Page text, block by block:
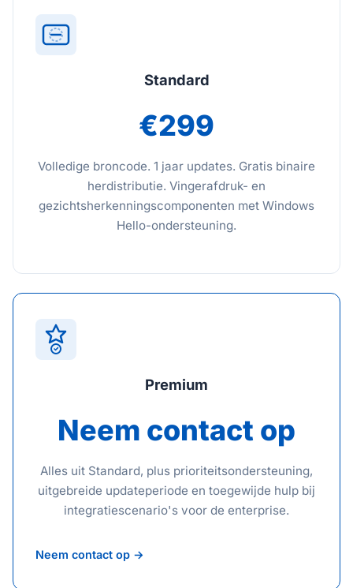
Standard
€299
Volledige broncode. 1 jaar updates. Gratis binaire
herdistributie. Vingerafdruk- en
gezichtsherkenningscomponenten met Windows
Hello-ondersteuning.
Premium
Neem contact op
Alles uit Standard, plus prioriteitsondersteuning,
uitgebreide updateperiode en toegewijde hulp bij
integratiescenario's voor de enterprise.
Neem contact op →